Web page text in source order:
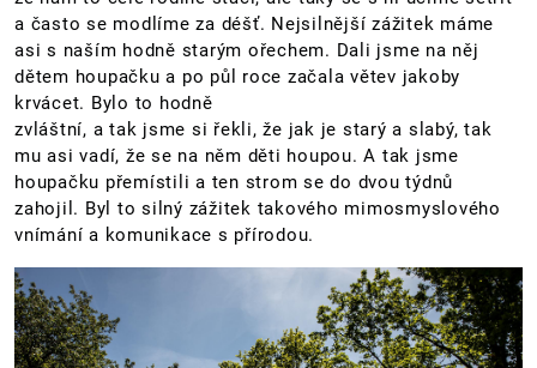
a často se modlíme za déšť. Nejsilnější zážitek máme
asi s naším hodně starým ořechem. Dali jsme na něj
dětem houpačku a po půl roce začala větev jakoby
krvácet. Bylo to hodně
zvláštní, a tak jsme si řekli, že jak je starý a slabý, tak
mu asi vadí, že se na něm děti houpou. A tak jsme
houpačku přemístili a ten strom se do dvou týdnů
zahojil. Byl to silný zážitek takového mimosmyslového
vnímání a komunikace s přírodou.